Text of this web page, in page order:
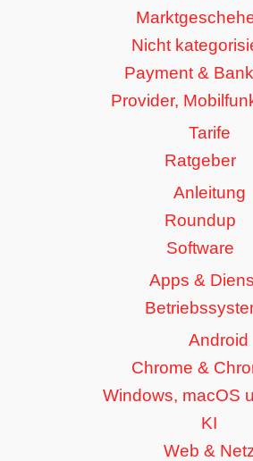
Nicht
Payment &
Provider,
Tarife
Ratgeber
Anleitung
Roundup
Software
Apps &
Android
Chrome &
Windows, macOS
KI
Web &